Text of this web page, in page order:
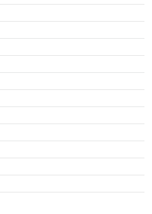
ब्रेकिंग:— वार्ड नम्बर 7 में भाजपा प्रत्याषी की हवांइंया
के पार्थ ने। पढे पूरी रपट।
Pitamahnews May 14, 2026 0
ब्रेकिंग — फर्जी वोटो के आधार हो रहे पांवटा में निकाय